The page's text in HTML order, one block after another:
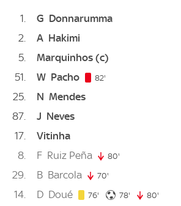
1 G Donnarumma
2
A Hakimi
5
Marquinhos (c)
51
W Pacho 82'
25 N Mendes
87
J Neves
17
Vitinha
8
F Ruiz Peña 80'
29 B Barcola 70'
14 D Doué 76' 76. minute
78' 78. minute
80'